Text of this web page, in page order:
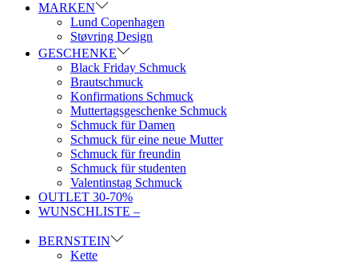
MARKEN
Lund Copenhagen
Støvring Design
GESCHENKE
Black Friday Schmuck
Brautschmuck
Konfirmations Schmuck
Muttertagsgeschenke Schmuck
Schmuck für Damen
Schmuck für eine neue Mutter
Schmuck für freundin
Schmuck für studenten
Valentinstag Schmuck
OUTLET 30-70%
WUNSCHLISTE –
BERNSTEIN
Kette